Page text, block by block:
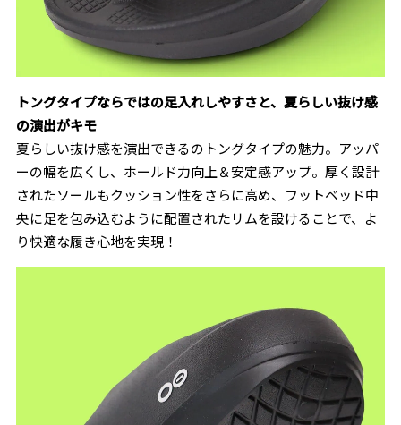
トングタイプならではの足入れしやすさと、夏らしい抜け感
の演出がキモ
夏らしい抜け感を演出できるのトングタイプの魅力。アッパ
ーの幅を広くし、ホールド力向上＆安定感アップ。厚く設計
されたソールもクッション性をさらに高め、フットベッド中
央に足を包み込むように配置されたリムを設けることで、よ
り快適な履き心地を実現！